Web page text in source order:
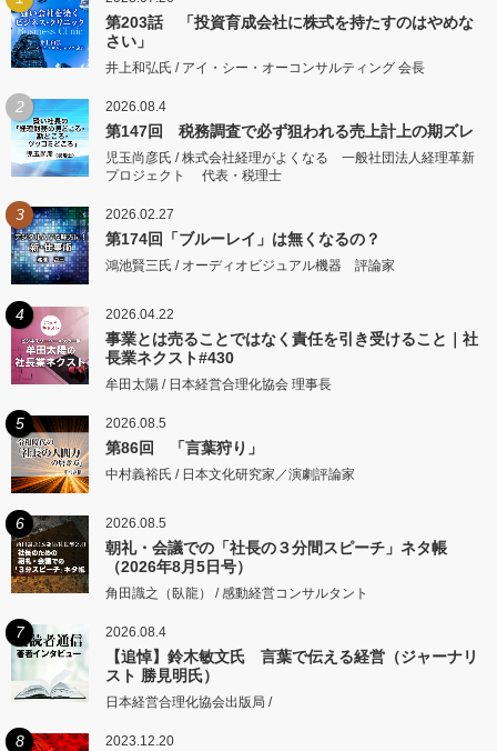
第203話 「投資育成会社に株式を持たすのはやめな
さい」
井上和弘氏 / アイ・シー・オーコンサルティング 会長
2 2026.08.4
第147回 税務調査で必ず狙われる売上計上の期ズレ
児玉尚彦氏 / 株式会社経理がよくなる 一般社団法人経理革新
プロジェクト 代表・税理士
3 2026.02.27
第174回「ブルーレイ」は無くなるの？
鴻池賢三氏 / オーディオビジュアル機器 評論家
4 2026.04.22
事業とは売ることではなく責任を引き受けること｜社
長業ネクスト#430
牟田太陽 / 日本経営合理化協会 理事長
5 2026.08.5
第86回 「言葉狩り」
中村義裕氏 / 日本文化研究家／演劇評論家
6 2026.08.5
朝礼・会議での「社長の３分間スピーチ」ネタ帳
（2026年8月5日号）
角田識之（臥龍） / 感動経営コンサルタント
7 2026.08.4
【追悼】鈴木敏文氏 言葉で伝える経営（ジャーナリ
スト 勝見明氏）
日本経営合理化協会出版局 /
8 2023.12.20